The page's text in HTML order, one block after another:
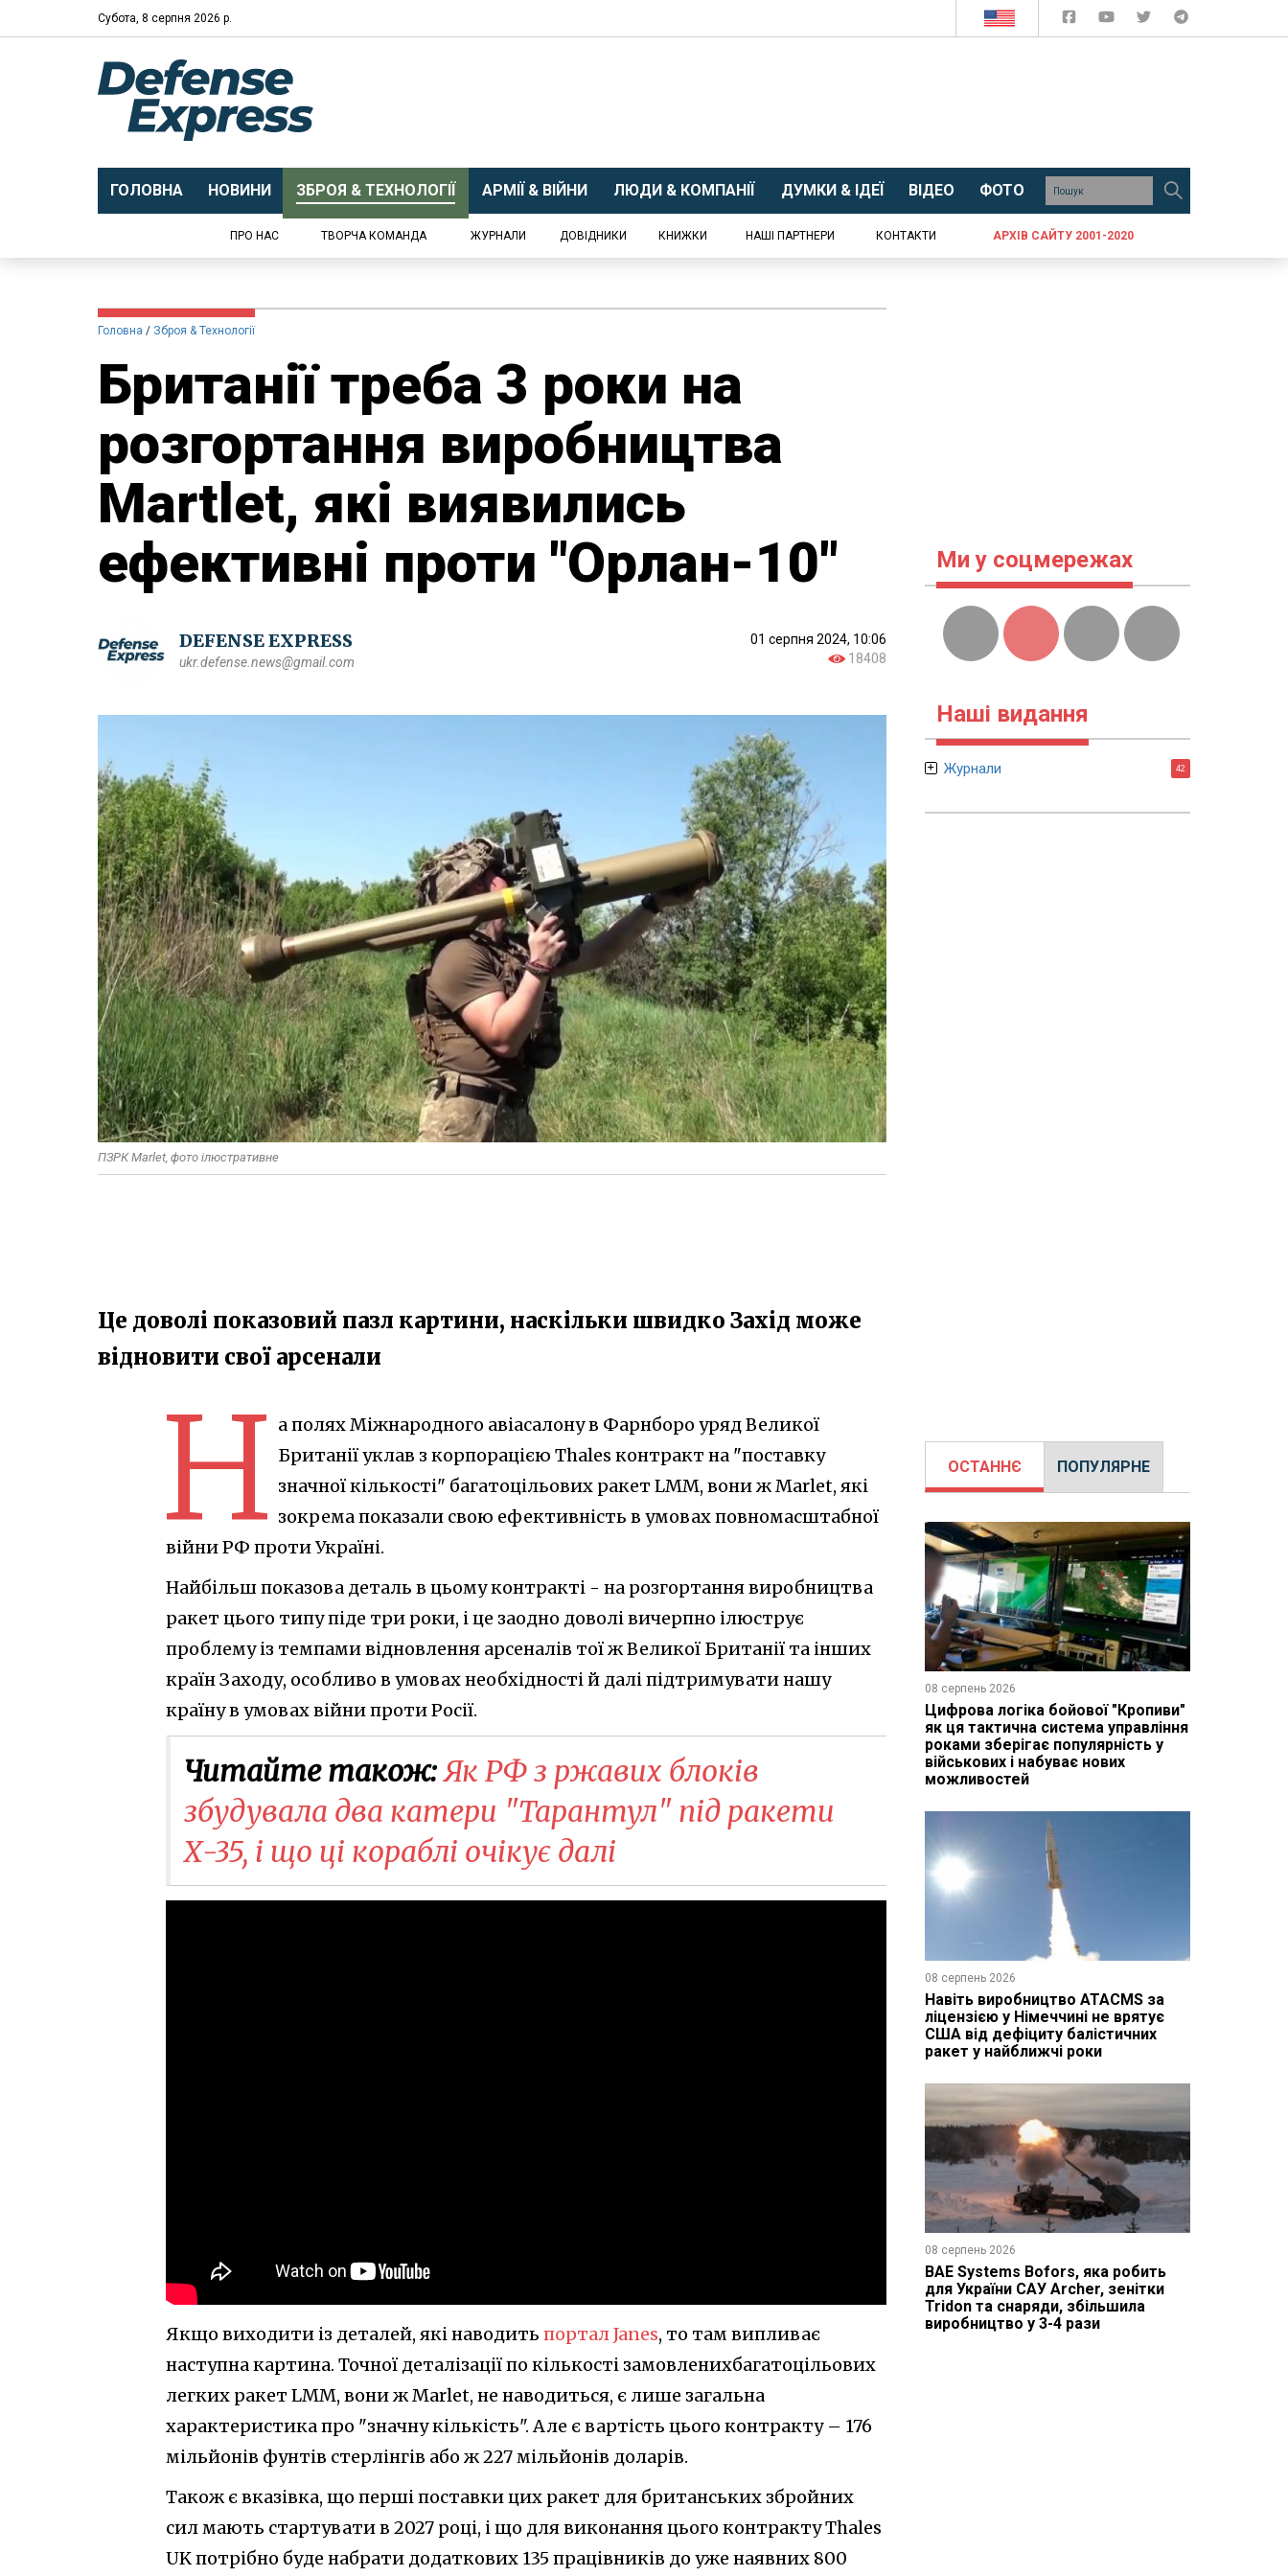
Субота, 8 серпня 2026 р.
ГОЛОВНА НОВИНИ ЗБРОЯ & ТЕХНОЛОГІЇ АРМІЇ & ВІЙНИ ЛЮДИ & КОМПАНІЇ ДУМКИ & ІДЕЇ ВІДЕО ФОТО
ПРО НАС ТВОРЧА КОМАНДА ЖУРНАЛИ ДОВІДНИКИ КНИЖКИ НАШІ ПАРТНЕРИ КОНТАКТИ АРХІВ САЙТУ 2001-2020
Головна Зброя & Технології
Британії треба 3 роки на
розгортання виробництва
Martlet, які виявились
ефективні проти "Орлан-10"
DEFENSE EXPRESS
ukr.defense.news@gmail.com
01 серпня 2024, 10:06
18408
ПЗРК Marlet, фото ілюстративне
Це доволі показовий пазл картини, наскільки швидко Захід може
відновити свої арсенали
Н а полях Міжнародного авіасалону в Фарнборо уряд Великої
Британії уклав з корпорацією Thales контракт на "поставку
значної кількості" багатоцільових ракет LMM, вони ж Marlet, які
зокрема показали свою ефективність в умовах повномасштабної
війни РФ проти Україні.
Найбільш показова деталь в цьому контракті - на розгортання виробництва
ракет цього типу піде три роки, і це заодно доволі вичерпно ілюструє
проблему із темпами відновлення арсеналів тої ж Великої Британії та інших
країн Заходу, особливо в умовах необхідності й далі підтримувати нашу
країну в умовах війни проти Росії.
Читайте також:Як РФ з ржавих блоків
збудувала два катери "Тарантул" під ракети
Х-35, і що ці кораблі очікує далі
Якщо виходити із деталей, які наводить портал Janes, то там випливає
наступна картина. Точної деталізації по кількості замовленихбагатоцільових
легких ракет LMM, вони ж Marlet, не наводиться, є лише загальна
характеристика про "значну кількість". Але є вартість цього контракту – 176
мільйонів фунтів стерлінгів або ж 227 мільйонів доларів.
Також є вказівка, що перші поставки цих ракет для британських збройних
сил мають стартувати в 2027 році, і що для виконання цього контракту Thales
UK потрібно буде набрати додаткових 135 працівників до уже наявних 800
Ми у соцмережах
Наші видання
Журнали 42
ОСТАННЄ ПОПУЛЯРНЕ
08 серпень 2026
Цифрова логіка бойової "Кропиви"
як ця тактична система управління
роками зберігає популярність у
військових і набуває нових
можливостей
08 серпень 2026
Навіть виробництво ATACMS за
ліцензією у Німеччині не врятує
США від дефіциту балістичних
ракет у найближчі роки
08 серпень 2026
BAE Systems Bofors, яка робить
для України САУ Archer, зенітки
Tridon та снаряди, збільшила
виробництво у 3-4 рази